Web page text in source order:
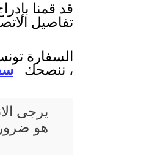
قد قمنا
تفاصيل
السفارة
، ننصحك
يرجى
هو